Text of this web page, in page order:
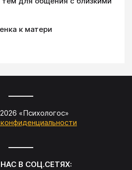
к матери
2026 «Психологос»
В СОЦ.СЕТЯХ: